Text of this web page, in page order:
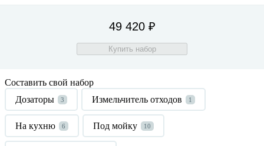
49 420 ₽
Купить набор
Составить свой набор
Дозаторы
3 Измельчитель отходов 1
На кухню 6 Под мойку 10